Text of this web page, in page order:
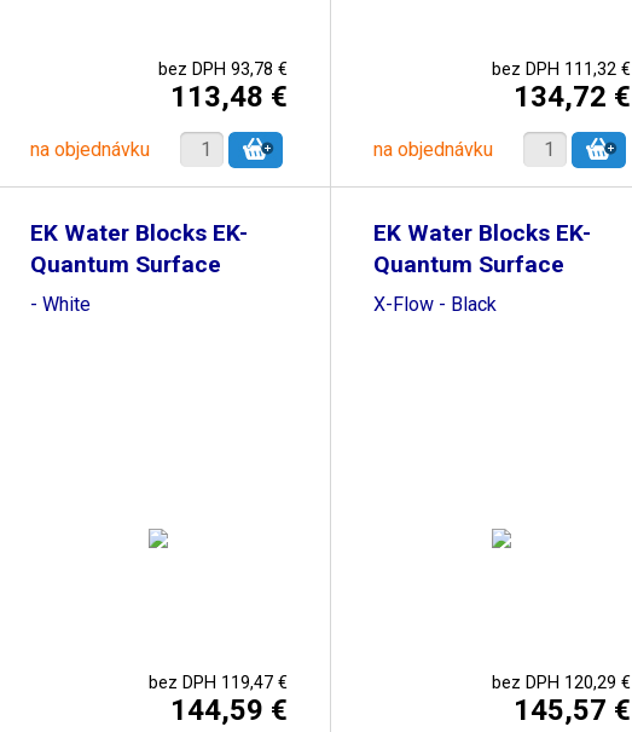
bez DPH 93,78 €
113,48 €
na objednávku
bez DPH 111,32 €
134,72 €
na objednávku
EK Water Blocks EK-
Quantum Surface
P420M
- White
bez DPH 119,47 €
144,59 €
EK Water Blocks EK-
Quantum Surface
P420M
X-Flow - Black
bez DPH 120,29 €
145,57 €